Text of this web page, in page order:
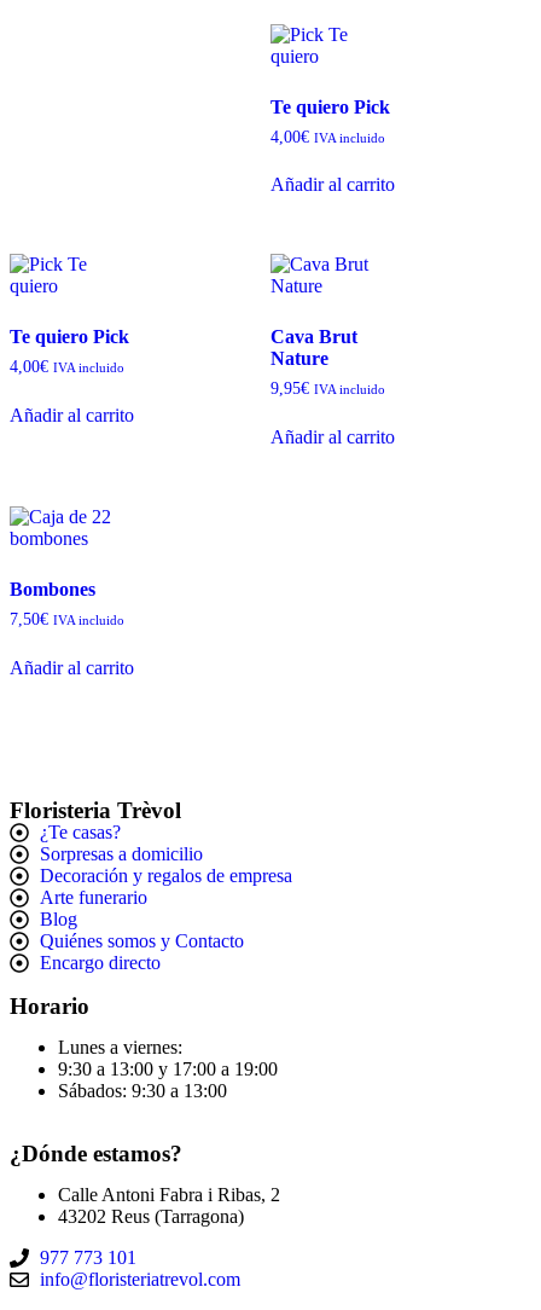
Te quiero Pick
4,00€ IVA incluido
Añadir al carrito
Te quiero Pick
4,00€ IVA incluido
Añadir al carrito
Cava Brut
Nature
9,95€ IVA incluido
Añadir al carrito
Bombones
7,50€ IVA incluido
Añadir al carrito
Floristeria Trèvol
¿Te casas?
Sorpresas a domicilio
Decoración y regalos de empresa
Arte funerario
Blog
Quiénes somos y Contacto
Encargo directo
Horario
Lunes a viernes:
9:30 a 13:00 y 17:00 a 19:00
Sábados: 9:30 a 13:00
¿Dónde estamos?
Calle Antoni Fabra i Ribas, 2
43202 Reus (Tarragona)
977 773 101
info@floristeriatrevol.com